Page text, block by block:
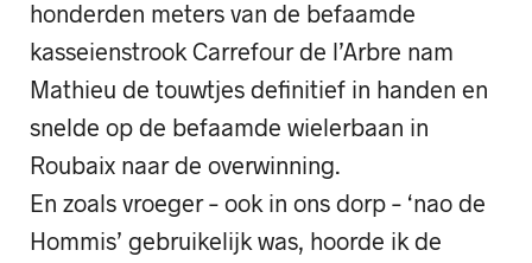
honderden meters van de befaamde
kasseienstrook Carrefour de l’Arbre nam
Mathieu de touwtjes definitief in handen en
snelde op de befaamde wielerbaan in
Roubaix naar de overwinning.
En zoals vroeger – ook in ons dorp – ‘nao de
Hommis’ gebruikelijk was, hoorde ik de